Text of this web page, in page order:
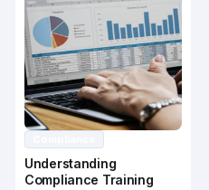
Understanding
Compliance Training